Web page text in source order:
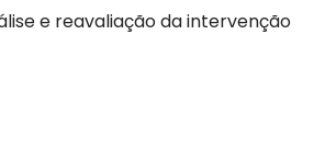
e reavaliação da intervenção